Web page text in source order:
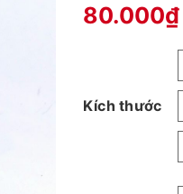
80.000₫
Kích thước